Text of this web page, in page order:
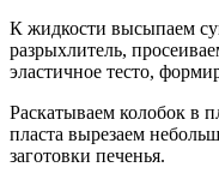
К жидкости высыпаем
разрыхлитель,
эластичное тесто,
Раскатываем колобок в
пласта вырезаем
заготовки печенья.